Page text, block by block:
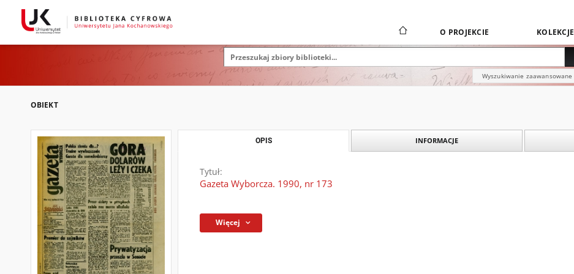
O PROJEKCIE KOLEKCJE
Wyszukiwanie zaawansowane
OBIEKT
OPIS INFORMACJE
Tytuł:
Gazeta Wyborcza. 1990, nr 173
Więcej